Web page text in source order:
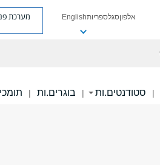
אלפוןסגלספריותEnglish מערכת
| סטודנטים.ות | בוגרים.ות |